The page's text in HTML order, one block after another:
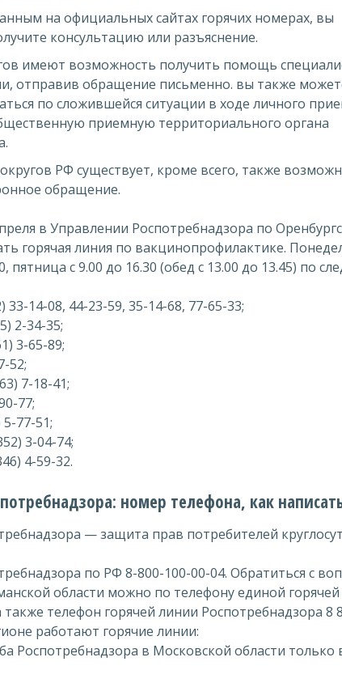
на официальных сайтах горячих номерах, вы
консультацию или разъяснение.
имеют возможность получить помощь
отправив обращение письменно. вы также
по сложившейся ситуации в ходе личного
приемную территориального органа
РФ существует, кроме всего, также
обращение.
в Управлении Роспотребнадзора по
горячая линия по вакцинопрофилактике.
пятница с 9.00 до 16.30 (обед с 13.00 до 13.45) по
33-14-08, 44-23-59, 35-14-68, 77-65-33;
2-34-35;
3-65-89;
52;
7-18-41;
77;
5-77-51;
3-04-74;
4-59-32.
номер телефона, как
— защита прав потребителей
по РФ 8-800-100-00-04. Обратиться с
области можно по телефону единой
также телефон горячей линии Роспотребнадзора 8
работают горячие линии:
Роспотребнадзора в Московской области только